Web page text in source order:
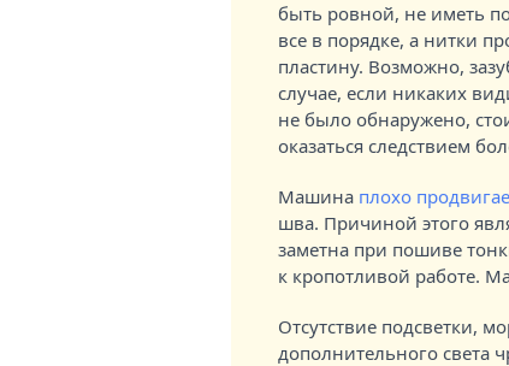
быть ровной, не иметь
все в порядке, а нитки
пластину. Возможно,
случае, если никаких
не было обнаружено,
оказаться следствием
Машина плохо
шва. Причиной этого
заметна при пошиве
к кропотливой работе.
Отсутствие подсветки,
дополнительного света